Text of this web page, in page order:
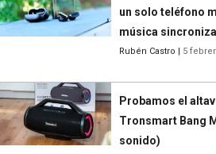
un solo teléfono
música
Rubén Castro 5
Probamos el
Tronsmart Bang
sonido)